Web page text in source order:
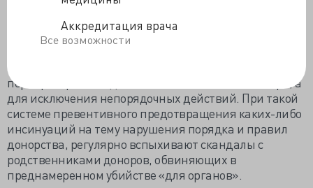
Аккредитация врача
Все возможности
компьютерной программе, врач – только оператор,
вводящий параметры потенциального донора. При
недостаточном развитии трансплантологии в стране,
параметрам, но вручную и с многократной
перепроверкой не для исключения ошибки выбора, а
для исключения непорядочных действий. При такой
системе превентивного предотвращения каких-либо
инсинуаций на тему нарушения порядка и правил
донорства, регулярно вспыхивают скандалы с
родственниками доноров, обвиняющих в
преднамеренном убийстве «для органов».